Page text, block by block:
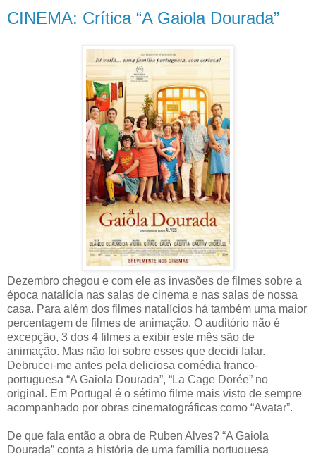
CINEMA: Crítica “A Gaiola Dourada”
Dezembro chegou e com ele as invasões de filmes sobre a
época natalícia nas salas de cinema e nas salas de nossa
casa. Para além dos filmes natalícios há também uma maior
percentagem de filmes de animação. O auditório não é
excepção, 3 dos 4 filmes a exibir este mês são de
animação. Mas não foi sobre esses que decidi falar.
Debrucei-me antes pela deliciosa comédia franco-
portuguesa “A Gaiola Dourada”, “La Cage Dorée” no
original. Em Portugal é o sétimo filme mais visto de sempre
acompanhado por obras cinematográficas como “Avatar”.
De que fala então a obra de Ruben Alves? “A Gaiola
Dourada” conta a história de uma família portuguesa